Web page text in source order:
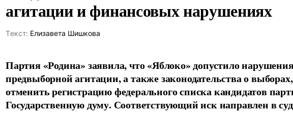
агитации и финансовых нарушениях
Tекст: Елизавета Шишкова
Партия «Родина» заявила, что «Яблоко» допустило
предвыборной агитации, а также законодательства о
отменить регистрацию федерального списка кандидатов
Государственную думу. Соответствующий иск направлен в